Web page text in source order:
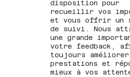
disposition pour
recueillir vos
et vous offrir un
de suivi. Nous
une grande
votre feedback,
toujours améliorer
prestations et
mieux à vos